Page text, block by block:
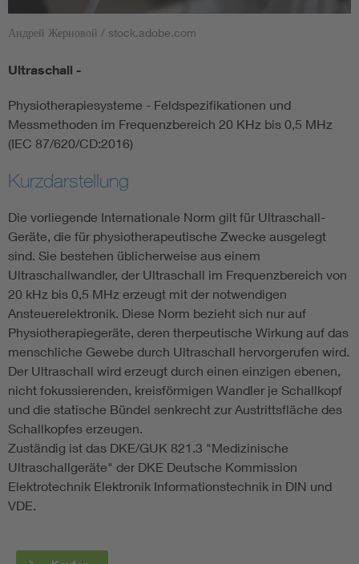
Smart Cities
DKE Fachinformationen im Kontext der Normung
Blitzschutz: DIN EN 62305 in der Übersicht
Cybersecurity in der Industrieautomatisierung
DIN VDE 0100 für sichere Elektroinstallationen
Elektrofachkraft (EFK)
Андрей Жерновой / stock.adobe.com
Ultraschall -
Physiotherapiesysteme - Feldspezifikationen und
Messmethoden im Frequenzbereich 20 KHz bis 0,5 MHz
(IEC 87/620/CD:2016)
Kurzdarstellung
Die vorliegende Internationale Norm gilt für Ultraschall-
Geräte, die für physiotherapeutische Zwecke ausgelegt
sind. Sie bestehen üblicherweise aus einem
Ultraschallwandler, der Ultraschall im Frequenzbereich von
20 kHz bis 0,5 MHz erzeugt mit der notwendigen
Ansteuerelektronik. Diese Norm bezieht sich nur auf
Physiotherapiegeräte, deren therpeutische Wirkung auf das
menschliche Gewebe durch Ultraschall hervorgerufen wird.
Der Ultraschall wird erzeugt durch einen einzigen ebenen,
nicht fokussierenden, kreisförmigen Wandler je Schallkopf
und die statische Bündel senkrecht zur Austrittsfläche des
Schallkopfes erzeugen.
Zuständig ist das DKE/GUK 821.3 "Medizinische
Ultraschallgeräte" der DKE Deutsche Kommission
Elektrotechnik Elektronik Informationstechnik in DIN und
VDE.